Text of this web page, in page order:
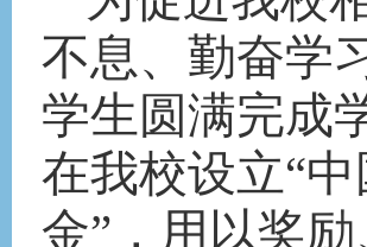
不息、勤奋学
学生圆满完成
在我校设立“
金”，用以奖